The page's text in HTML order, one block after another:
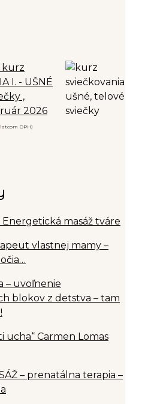
kurz
I. - UŠNÉ
,
2026
DPH)
Energetická masáž tváre
vlastnej mamy –
– uvoľnenie
blokov z detstva – tam
ucha“ Carmen Lomas
– prenatálna terapia –